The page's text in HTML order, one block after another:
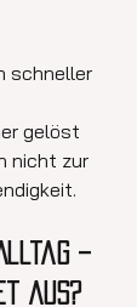
schneller
gelöst
nicht zur
Alltag –
aus?